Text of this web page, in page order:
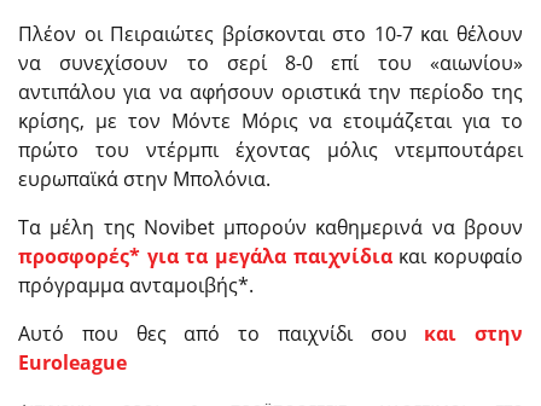
Πλέον οι Πειραιώτες βρίσκονται στο 10-7 και θέλουν
να συνεχίσουν το σερί 8-0 επί του «αιωνίου»
αντιπάλου για να αφήσουν οριστικά την περίοδο της
κρίσης, με τον Μόντε Μόρις να ετοιμάζεται για το
πρώτο του ντέρμπι έχοντας μόλις ντεμπουτάρει
ευρωπαϊκά στην Μπολόνια.
Τα μέλη της Novibet μπορούν καθημερινά να βρουν
προσφορές* για τα μεγάλα παιχνίδιακαι κορυφαίο
πρόγραμμα ανταμοιβής*.
Αυτό που θες από το παιχνίδι σου και στην
Euroleague